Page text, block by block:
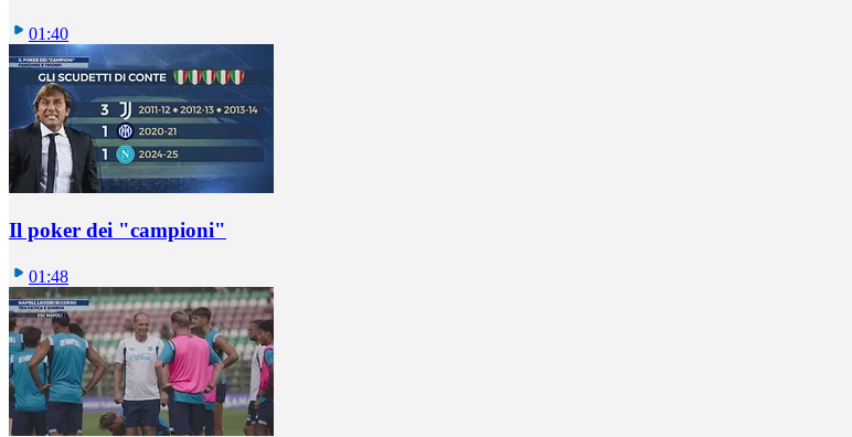
01:40
Il poker dei "campioni"
01:48